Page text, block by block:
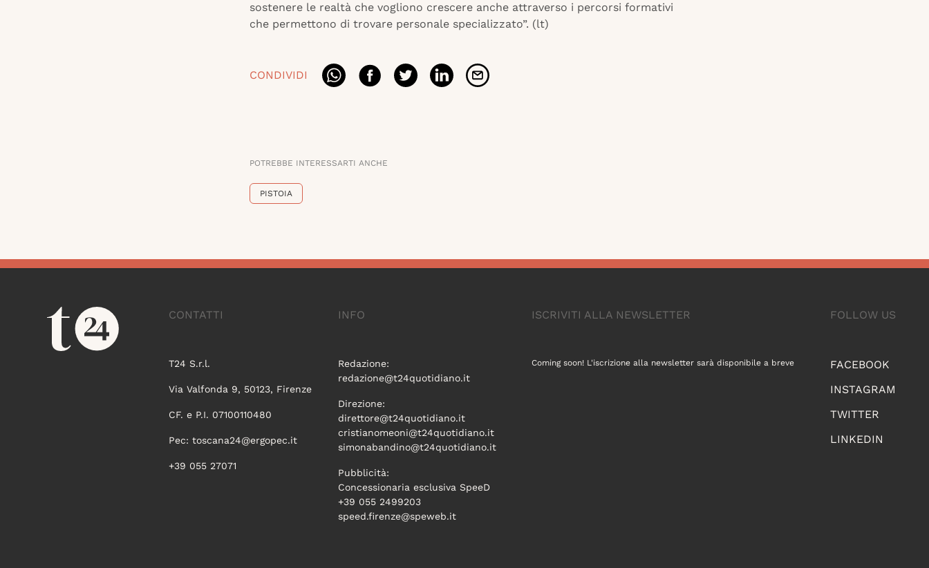
sostenere le realtà che vogliono crescere anche attraverso i percorsi formativi
che permettono di trovare personale specializzato”. (lt)
CONDIVIDI
POTREBBE INTERESSARTI ANCHE
PISTOIA
CONTATTI
T24 S.r.l.
Via Valfonda 9, 50123, Firenze
CF. e P.I. 07100110480
Pec: toscana24@ergopec.it
+39 055 27071
INFO
Redazione:
redazione@t24quotidiano.it
Direzione:
direttore@t24quotidiano.it
cristianomeoni@t24quotidiano.it
simonabandino@t24quotidiano.it
Pubblicità:
Concessionaria esclusiva SpeeD
+39 055 2499203
speed.firenze@speweb.it
FOLLOW US
FACEBOOK
INSTAGRAM
TWITTER
LINKEDIN
ISCRIVITI ALLA NEWSLETTER
Coming soon! L'iscrizione alla newsletter sarà disponibile a breve